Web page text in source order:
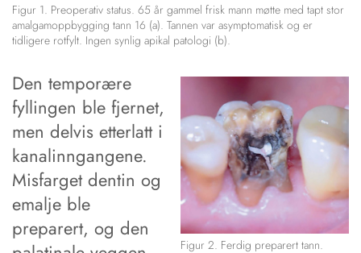
Figur 1. Preoperativ status. 65 år gammel frisk mann møtte med tapt stor
amalgamoppbygging tann 16 (a). Tannen var asymptomatisk og er
tidligere rotfylt. Ingen synlig apikal patologi (b).
Figur 2. Ferdig preparert tann.
Den temporære
fyllingen ble fjernet,
men delvis etterlatt i
kanalinngangene.
Misfarget dentin og
emalje ble
preparert, og den